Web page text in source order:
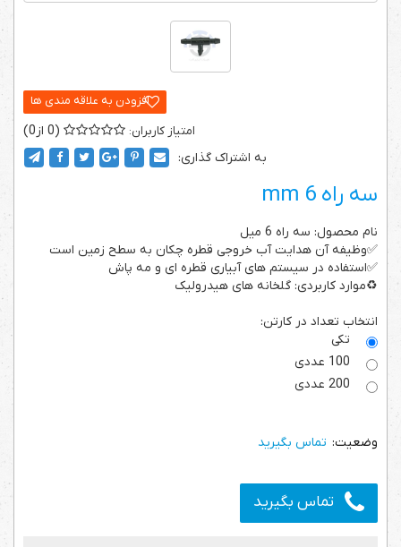
0
0
به اشتراک گذاری:
سه راه 6 mm
نام محصول: سه راه 6 میل
✅وظیفه آن هدایت آب خروجی قطره چکان به سطح زمین است
✅استفاده در سیستم های آبیاری قطره ای و مه پاش
♻️موارد کاربردی: گلخانه های هیدرولیک
انتخاب تعداد در کارتن:
تکی
تماس بگیرید
تماس بگیرید